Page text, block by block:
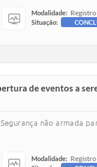
Modalidade:
Situação:
de eventos a
não armada
Modalidade: